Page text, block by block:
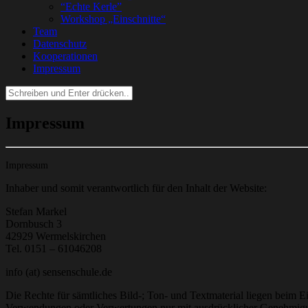
“Echte Kerle”
Workshop „Einschnitte“
Team
Datenschutz
Kooperationen
Impressum
Suchen
nach:
Impressum
Impressum
Inhaber und somit verantwortlich für den Inhalt der Website:
Stefan Markel
Dornbusch 3
42929 Wermelskirchen
Tel. 0151 – 61046208
info (at) sensenschule.de
Die Rechte für sämtliches Bild-; Ton- und Textmaterial liegen beim